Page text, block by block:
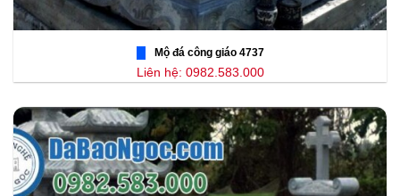
Mộ đá công giáo 4737
Liên hệ: 0982.583.000